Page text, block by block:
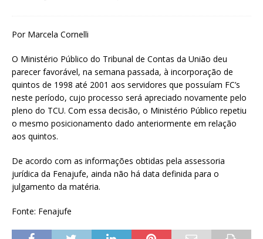
Por Marcela Cornelli
O Ministério Público do Tribunal de Contas da União deu
parecer favorável, na semana passada, à incorporação de
quintos de 1998 até 2001 aos servidores que possuíam FC’s
neste período, cujo processo será apreciado novamente pelo
pleno do TCU. Com essa decisão, o Ministério Público repetiu
o mesmo posicionamento dado anteriormente em relação
aos quintos.
De acordo com as informações obtidas pela assessoria
jurídica da Fenajufe, ainda não há data definida para o
julgamento da matéria.
Fonte: Fenajufe